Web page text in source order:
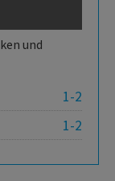
und
1-2
1-2